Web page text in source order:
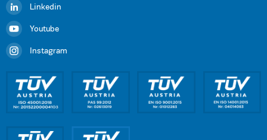
Linkedin
Youtube
Instagram